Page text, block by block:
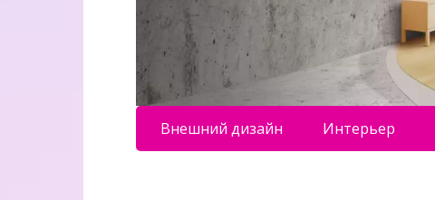
Внешний дизайн Интерьер